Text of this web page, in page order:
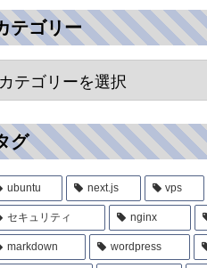
テゴリー
グ
ubuntu next.js vps
セキュリティ nginx
markdown wordpress